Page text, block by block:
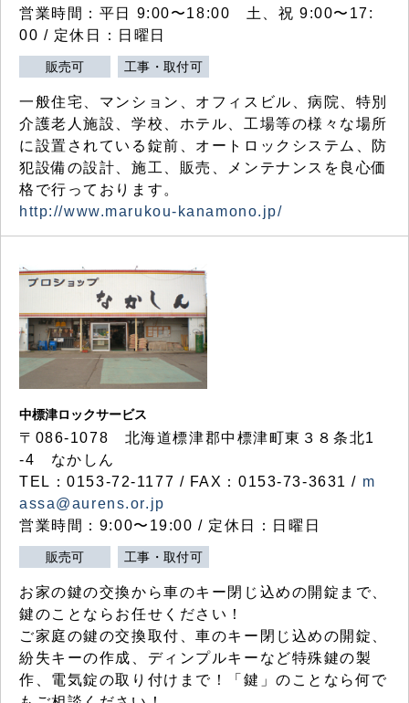
営業時間：平日 9:00〜18:00 土、祝 9:00〜17:
00 / 定休日：日曜日
販売可 工事・取付可
一般住宅、マンション、オフィスビル、病院、特別
介護老人施設、学校、ホテル、工場等の様々な場所
に設置されている錠前、オートロックシステム、防
犯設備の設計、施工、販売、メンテナンスを良心価
格で行っております。
http://www.marukou-kanamono.jp/
中標津ロックサービス
〒086-1078 北海道標津郡中標津町東３８条北1
-4 なかしん
TEL：0153-72-1177 / FAX：0153-73-3631 / m
assa@aurens.or.jp
営業時間：9:00〜19:00 / 定休日：日曜日
販売可 工事・取付可
お家の鍵の交換から車のキー閉じ込めの開錠まで、
鍵のことならお任せください！
ご家庭の鍵の交換取付、車のキー閉じ込めの開錠、
紛失キーの作成、ディンプルキーなど特殊鍵の製
作、電気錠の取り付けまで！「鍵」のことなら何で